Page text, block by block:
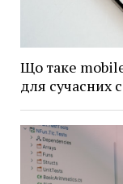
Що таке
для сучасних